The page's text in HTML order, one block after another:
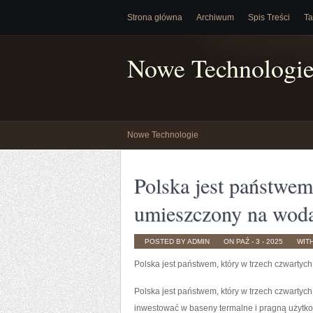
Strona główna Archiwum Spis Treści
Nowe
Nowe Technologie
Polska jest
umieszczony na
POSTED BY ADMIN ON PAŹ - 3 - 2025
Polska jest państwem, który w trzech
Polska jest państwem, który w trzech
inwestować w baseny termalne i pragną